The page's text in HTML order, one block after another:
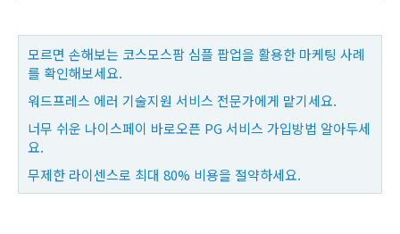
모르면 손해보는 코스모스팜 심플 팝업을 활용한 마케팅 사례
를 확인해보세요.
워드프레스 에러 기술지원 서비스 전문가에게 맡기세요.
너무 쉬운 나이스페이 바로오픈 PG 서비스 가입방법 알아두세
요.
무제한 라이센스로 최대 80% 비용을 절약하세요.